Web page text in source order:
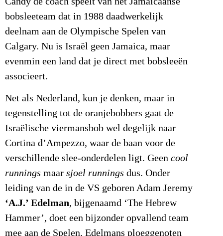
bobsleeteam dat in 1988 daadwerkelijk
deelnam aan de Olympische Spelen van
Calgary. Nu is Israël geen Jamaica, maar
evenmin een land dat je direct met bobsleeën
associeert.
Net als Nederland, kun je denken, maar in
tegenstelling tot de oranjebobbers gaat de
Israëlische viermansbob wel degelijk naar
Cortina d’Ampezzo, waar de baan voor de
verschillende slee-onderdelen ligt. Geen cool
runnings maar sjoel runnings dus. Onder
leiding van de in de VS geboren Adam Jeremy
‘A.J.’ Edelman, bijgenaamd ‘The Hebrew
Hammer’, doet een bijzonder opvallend team
mee aan de Spelen. Edelmans ploeggenoten